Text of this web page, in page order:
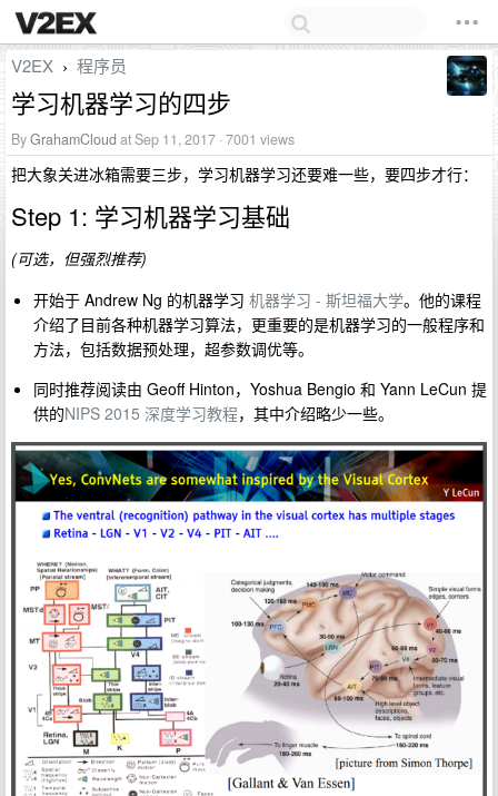
V2EX › 程序员
学习机器学习的四步
ByGrahamCloud at Sep 11, 2017 · 7001 views
把大象关进冰箱需要三步，学习机器学习还要难一些，要四步才行：
Step 1: 学习机器学习基础
(可选，但强烈推荐)
开始于 Andrew Ng 的机器学习 机器学习 - 斯坦福大学。他的课程
介绍了目前各种机器学习算法，更重要的是机器学习的一般程序和
方法，包括数据预处理，超参数调优等。
同时推荐阅读由 Geoff Hinton，Yoshua Bengio 和 Yann LeCun 提
供的NIPS 2015 深度学习教程，其中介绍略少一些。